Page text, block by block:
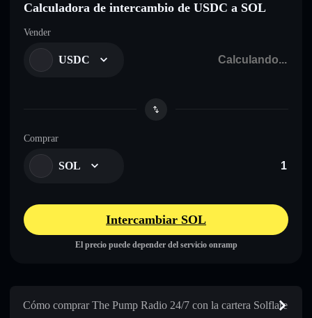
Calculadora de intercambio de USDC a SOL
Vender
USDC
Comprar
SOL
Intercambiar SOL
El precio puede depender del servicio onramp
Cómo comprar The Pump Radio 24/7 con la cartera Solflare